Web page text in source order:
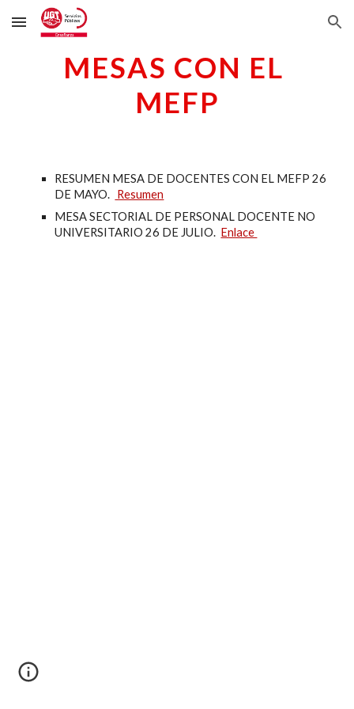
Skip to main content Skip to navigation
MESAS CON EL
MEFP
RESUMEN MESA DE DOCENTES CON EL MEFP 26
DE MAYO. Resumen
MESA SECTORIAL DE PERSONAL DOCENTE NO
UNIVERSITARIO 26 DE JULIO. Enlace